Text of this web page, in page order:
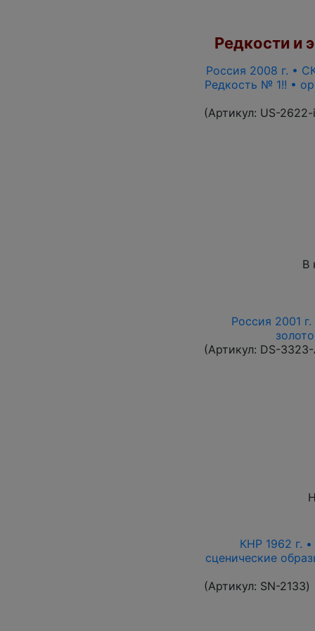
Редкости и
Россия 2008 г. •
Редкость № 1!! •
(Артикул: US-
В
Россия 2001
(Артикул: DS-
КНР 1962 г. •
сценические
(Артикул: SN-2133)